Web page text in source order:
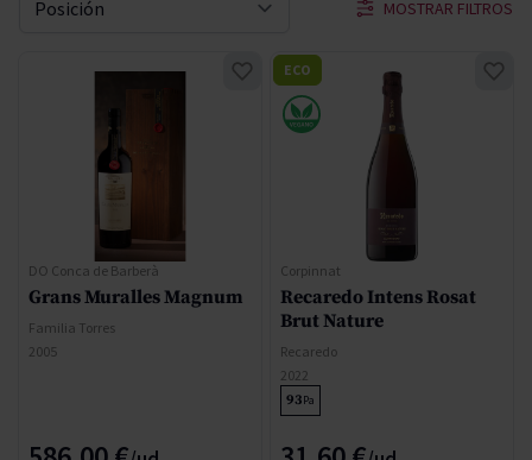
MOSTRAR FILTROS
Ordenar por
DO Conca de Barberà
Grans Muralles Magnum
Familia Torres
2005
Corpinnat
Recaredo Intens Rosat
Brut Nature
Recaredo
2022
93Pa
ECO